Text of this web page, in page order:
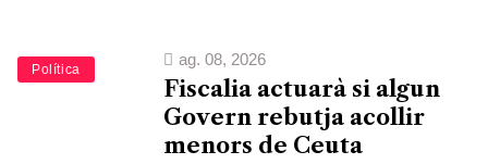
Política
ag. 08, 2026
Fiscalia actuarà si algun
Govern rebutja acollir
menors de Ceuta